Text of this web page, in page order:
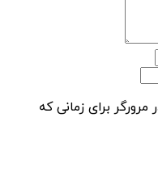
برای زمانی که